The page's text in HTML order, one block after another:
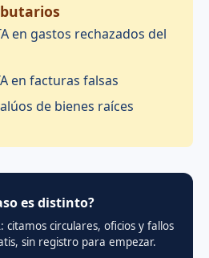
en gastos rechazados del
en facturas falsas
de bienes raíces
es distinto?
citamos circulares, oficios y fallos
sin registro para empezar.